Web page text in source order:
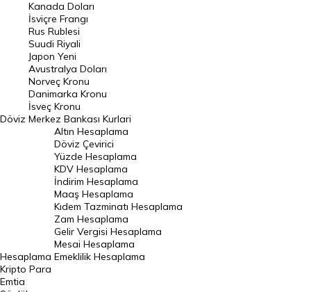
Frank Kuru
Riyal Kuru
Avustralya Doları
Danimarka Kronu Kuru
Kanada Doları Kuru
Norveç Kronu Kuru
İsveç Kronu Kuru
Japon Yeni Kuru
Serbest Piyasa Döviz Kurları
Merkez Bankası Döviz Kurları
Altın Fiyatları
Gram Altın Fiyatı
Döviz
Kanada Doları
İsviçre Frangı
Rus Rublesi
Suudi Riyali
Japon Yeni
Avustralya Doları
Norveç Kronu
Danimarka Kronu
İsveç Kronu
Merkez Bankası Kurlari
Hesaplama
Altın Hesaplama
Döviz Çevirici
Yüzde Hesaplama
KDV Hesaplama
İndirim Hesaplama
Maaş Hesaplama
Kıdem Tazminatı Hesaplama
Zam Hesaplama
Gelir Vergisi Hesaplama
Mesai Hesaplama
Emeklilik Hesaplama
Kripto Para
Emtia